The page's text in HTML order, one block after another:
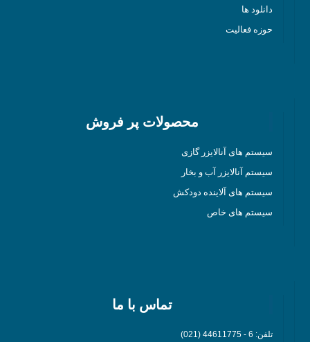
دانلود ها
حوزه فعالیت
محصولات پر فروش
سیستم های آنالایزر گازی
سیستم آنالایزر آب و بخار
سیستم های آلاینده دودکش
سیستم های خاص
تماس با ما
تلفن: 6 - 44611775 (021)